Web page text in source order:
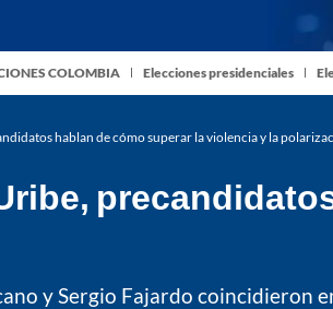
COLOMBIA Elecciones presidenciales
hablan de cómo superar la violencia y la
y Sergio Fajardo coincidieron